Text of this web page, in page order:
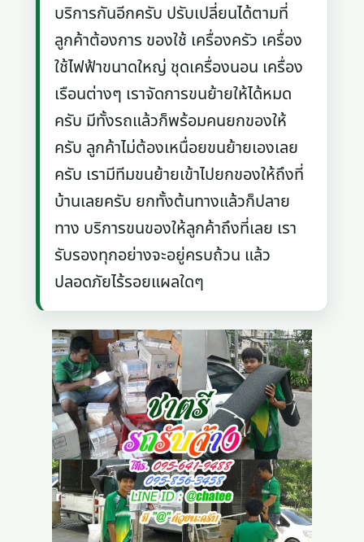
บริการกันอีกครับ ปรับเปลี่ยนได้ตามที่
ลูกค้าต้องการ ของใช้ เครื่องครัว เครื่อง
ใช้ไฟฟ้าขนาดใหญ่ ชุดเครื่องนอน เครื่อง
เรือนต่างๆ เราจัดการขนย้ายให้ได้หมด
ครับ มีทั้งรถแล้วก็พร้อมคนยกของให้
ครับ ลูกค้าไม่ต้องเหนื่อยขนย้ายเองเลย
ครับ เรามีทีมขนย้ายเข้าไปยกของให้ถึงที่
บ้านเลยครับ ยกทั้งต้นทางแล้วก็ปลาย
ทาง บริการขนของให้ลูกค้าถึงที่เลย เรา
รับรองทุกอย่างจะอยู่ครบถ้วน แล้ว
ปลอดภัยไร้รอยแผลใดๆ